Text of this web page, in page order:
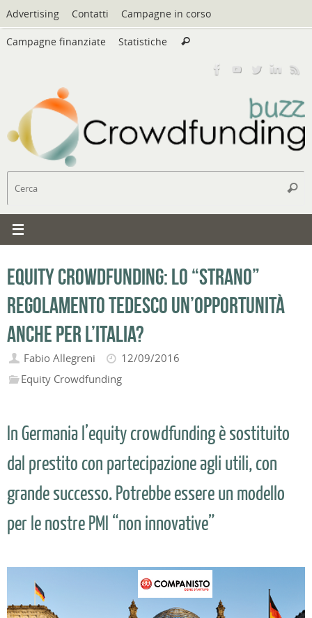
Vai
al
contenuto
Advertising Contatti Campagne in corso
Campagne finanziate Statistiche Cerca
Cerca
Equity crowdfunding: lo “strano”
regolamento tedesco un’opportunità
anche per l’Italia?
Fabio Allegreni
12/09/2016
Equity Crowdfunding
In Germania l’equity crowdfunding è sostituito
dal prestito con partecipazione agli utili, con
grande successo. Potrebbe essere un modello
per le nostre PMI “non innovative”